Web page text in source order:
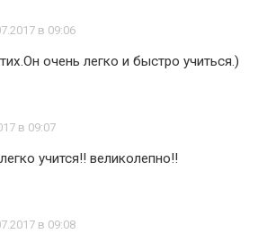
в 09:06
очень легко и быстро учиться.)
в 09:07
учится!! великолепно!!
в 09:08